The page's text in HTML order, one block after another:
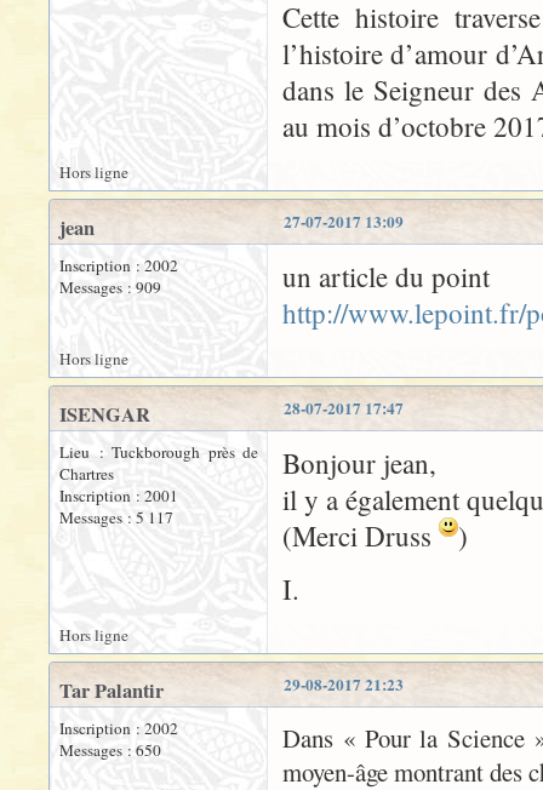
Cette histoire
l’histoire d’amour
dans le Seigneur des
au mois d’octobre
Hors ligne
27-07-2017 13:09
jean
Inscription : 2002
Messages : 909
un article du point
http://www.lepoint.fr/
Hors ligne
28-07-2017 17:47
ISENGAR
Lieu : Tuckborough près de
Chartres
Inscription : 2001
Messages : 5 117
Bonjour jean,
il y a également
(Merci Druss
)
I.
Hors ligne
29-08-2017 21:23
Tar Palantir
Inscription : 2002
Messages : 650
Dans « Pour la Science
moyen-âge montrant des